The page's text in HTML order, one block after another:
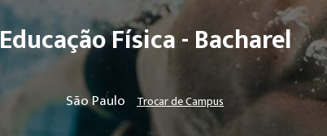
Educação Física - Bacharel
São Paulo Trocar de Campus